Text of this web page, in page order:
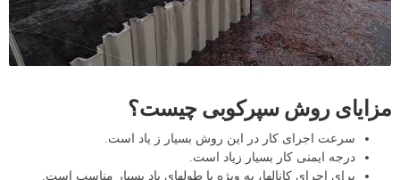
مزایای روش سپرکوبی چیست؟
سرعت اجرای کار در این روش بسیار ز یاد است.
درجه ایمنی کار بسیار زیاد است.
برای اجرای کانالها، به ویژه با طولهای یاد بسیار مناسب است.